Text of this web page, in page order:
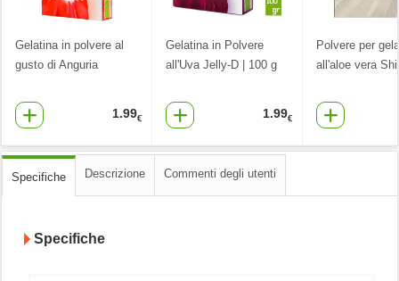
Gelatina in polvere al
gusto di Anguria
1.99€
Gelatina in Polvere
all'Uva Jelly-D | 100 g
1.99€
Polvere per
all'aloe vera
Specifiche Descrizione Commenti degli utenti
Specifiche